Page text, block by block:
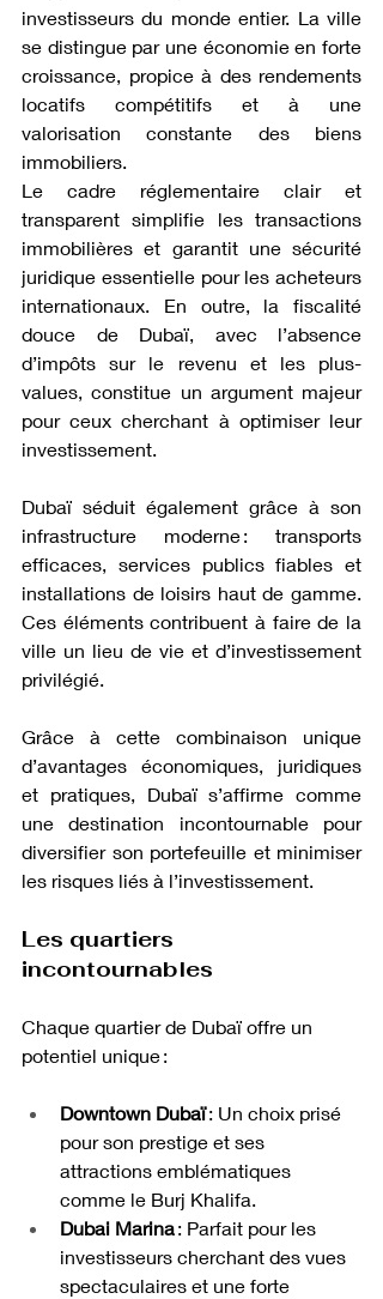
investisseurs du monde entier. La ville
se distingue par une économie en forte
croissance, propice à des rendements
locatifs compétitifs et à une
valorisation constante des biens
immobiliers.
Le cadre réglementaire clair et
transparent simplifie les transactions
immobilières et garantit une sécurité
juridique essentielle pour les acheteurs
internationaux. En outre, la fiscalité
douce de Dubaï, avec l’absence
d’impôts sur le revenu et les plus-
values, constitue un argument majeur
pour ceux cherchant à optimiser leur
investissement.
Dubaï séduit également grâce à son
infrastructure moderne : transports
efficaces, services publics fiables et
installations de loisirs haut de gamme.
Ces éléments contribuent à faire de la
ville un lieu de vie et d’investissement
privilégié.
Grâce à cette combinaison unique
d’avantages économiques, juridiques
et pratiques, Dubaï s’affirme comme
une destination incontournable pour
diversifier son portefeuille et minimiser
les risques liés à l’investissement.
Les quartiers
incontournables
Chaque quartier de Dubaï offre un
potentiel unique :
Downtown Dubaï : Un choix prisé
pour son prestige et ses
attractions emblématiques
comme le Burj Khalifa.
Dubai Marina : Parfait pour les
investisseurs cherchant des vues
spectaculaires et une forte